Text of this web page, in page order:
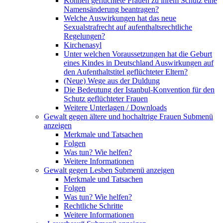
Namensänderung beantragen?
Welche Auswirkungen hat das neue
Sexualstrafrecht auf aufenthaltsrechtliche
Regelungen?
Kirchenasyl
Unter welchen Voraussetzungen hat die Geburt
eines Kindes in Deutschland Auswirkungen auf
den Aufenthaltstitel geflüchteter Eltern?
(Neue) Wege aus der Duldung
Die Bedeutung der Istanbul-Konvention für den
Schutz geflüchteter Frauen
Weitere Unterlagen / Downloads
Gewalt gegen ältere und hochaltrige Frauen Submenü
anzeigen
Merkmale und Tatsachen
Folgen
Was tun? Wie helfen?
Weitere Informationen
Gewalt gegen Lesben Submenü anzeigen
Merkmale und Tatsachen
Folgen
Was tun? Wie helfen?
Rechtliche Schritte
Weitere Informationen